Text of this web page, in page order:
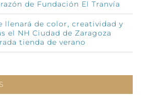
de Fundación El Tranvía
llenará de color, creatividad y
el NH Ciudad de Zaragoza
tienda de verano